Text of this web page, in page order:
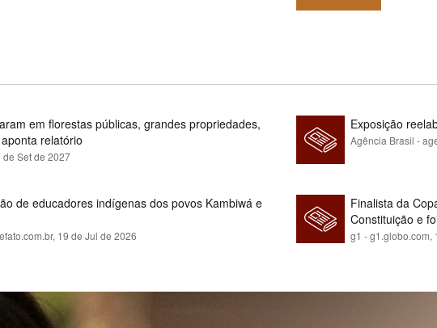
em florestas públicas, grandes propriedades,
relatório
de Set de 2027
Exposição
Agência Brasil -
de educadores indígenas dos povos Kambiwá e
19 de Jul de 2026
Finalista da
Constituição e
g1 - g1.globo.com,